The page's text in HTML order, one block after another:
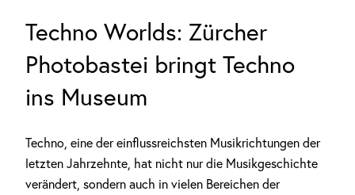
Techno Worlds: Zürcher
Photobastei bringt Techno
ins Museum
Techno, eine der einflussreichsten Musikrichtungen der
letzten Jahrzehnte, hat nicht nur die Musikgeschichte
verändert, sondern auch in vielen Bereichen der